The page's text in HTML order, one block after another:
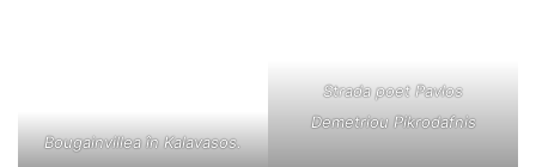
Bougainvillea în Kalavasos.
Strada poet Pavlos
Demetriou Pikrodafnis